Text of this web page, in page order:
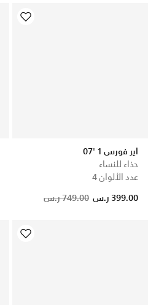
اير فورس 1 '07
حذاء للنساء
عدد الألوان 4
749.00 ر.س
399.00 ر.س
Price reduced from
to